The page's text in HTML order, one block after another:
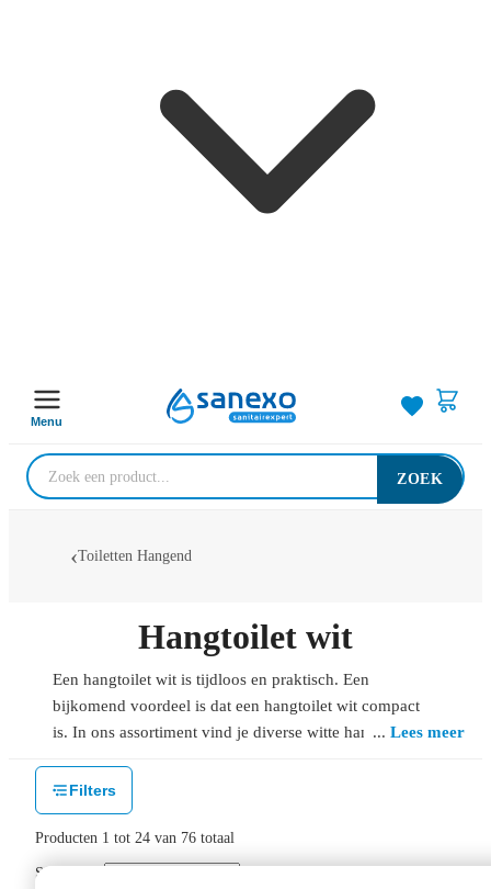
Menu
ZOEK
Toiletten Hangend
Hangtoilet wit
Een hangtoilet wit is tijdloos en praktisch. Een
bijkomend voordeel is dat een hangtoilet wit compact
is. In ons assortiment vind je diverse witte hangtoiletten!
Lees meer
Filters
Producten 1 tot 24 van 76 totaal
Sorteer op: